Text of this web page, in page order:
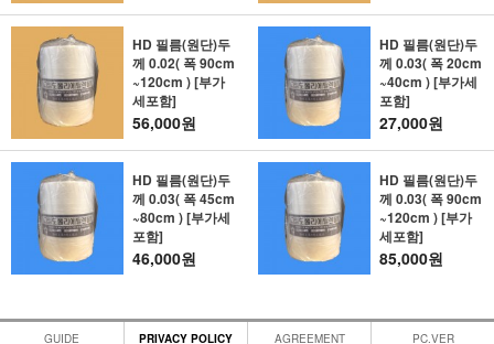
HD 필름(원단)두
께 0.02( 폭 90cm
~120cm ) [부가
세포함]
56,000원
HD 필름(원단)두
께 0.03( 폭 20cm
~40cm ) [부가세
포함]
27,000원
HD 필름(원단)두
께 0.03( 폭 45cm
~80cm ) [부가세
포함]
46,000원
HD 필름(원단)두
께 0.03( 폭 90cm
~120cm ) [부가
세포함]
85,000원
GUIDE PRIVACY POLICY AGREEMENT PC.VER